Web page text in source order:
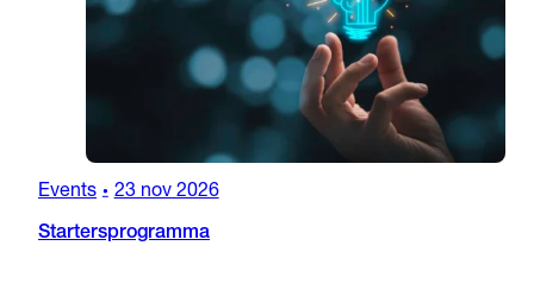
Events • 23 nov 2026
Startersprogramma